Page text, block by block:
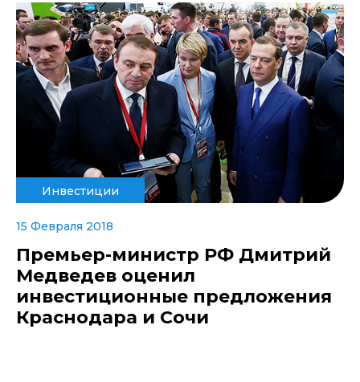
Инвестиции
15 Февраля 2018
Премьер-министр РФ Дмитрий
Медведев оценил
инвестиционные предложения
Краснодара и Сочи